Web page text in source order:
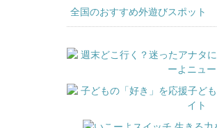
全国のおすすめ外遊びスポット